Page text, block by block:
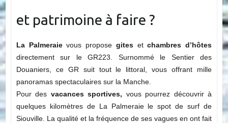
et patrimoine à faire ?
La Palmeraievous propose gitesetchambres d’hôtes
directement sur le GR223. Surnommé le Sentier des
Douaniers, ce GR suit tout le littoral, vous offrant mille
panoramas spectaculaires sur la Manche.
Pour des vacances sportives, vous pourrez découvrir à
quelques kilomètres de La Palmeraie le spot de surf de
Siouville. La qualité et la fréquence de ses vagues en ont fait